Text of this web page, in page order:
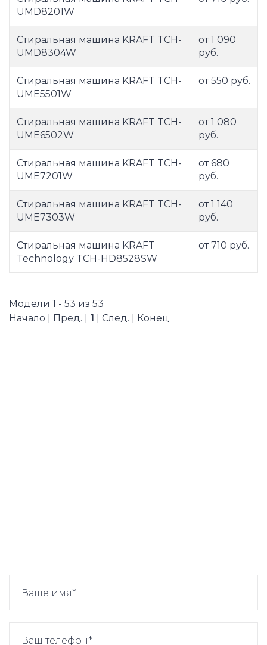
UMD8201W
Стиральная машина KRAFT TCH-
UMD8304W
от 1 090
руб.
Стиральная машина KRAFT TCH-
UME5501W
от 550 руб.
Стиральная машина KRAFT TCH-
UME6502W
от 1 080
руб.
Стиральная машина KRAFT TCH-
UME7201W
от 680
руб.
Стиральная машина KRAFT TCH-
UME7303W
от 1 140
руб.
Стиральная машина KRAFT
Technology TCH-HD8528SW
от 710 руб.
Модели 1 - 53 из 53
Начало | Пред. | 1 | След. | Конец